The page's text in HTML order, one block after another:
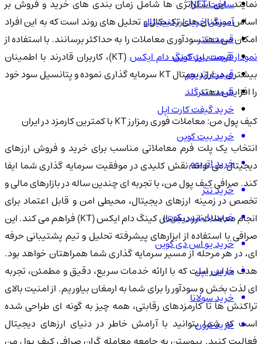
نمایند. این استراتژی ها شامل زمان بندی های خرید و فروش بر
اساس سیگنال های تکنیکال و تحلیل های روند است که به این افراد
امکان می دهد سودآوری معاملات را به حداکثر برسانند. با استفاده از
نمودار قیمت ارز کینگ دام ایکس
(KT)، کاربران قادرند با اطمینان
بیشتری در ارز دیجیتال KT سرمایه گذاری نموده و پتانسیل سود خود
را افزایش دهند.
کیف پول من: معاملات فوری رمزارز KT با کمترین کارمزد در ایران
انتخاب یک پلت فرم معاملاتی مناسب برای خرید و فروش ارزهای
دیجیتال می تواند نقش کلیدی در موفقیت سرمایه گذاری شما ایفا
کند. صرافی کیف پول من، با تجربه ای چندین ساله در بازارهای مالی و
تخصص در زمینه ارزهای دیجیتال، محیطی امن و قابل اعتماد برای
انجام معاملات ارز دیجیتال کینگ دام ایکس (KT) فراهم می کند. این
صرافی با استفاده از ابزارهای پیشرفته تحلیل و تیم پشتیبانی حرفه
ای، در هر مرحله از مسیر سرمایه گذاری شما همراهتان خواهد بود.
هدف ما این است که با ارائه خدمات سریع، دقیق و مطمئن، تجربه
ای لذت بخش و سودآور را برای شما به ارمغان بیاوریم. از امنیت بالای
تراکنش ها تا کارمزدهای رقابتی، همه چیز به گونه ای طراحی شده
است که شما بتوانید با آرامش خاطر در دنیای ارزهای دیجیتال
ساخت NFT
آموزش خرید ارز دیجیتال
قیمت تتر
قیمت بیت کوین
قیمت اتریوم
قیمت تترگلد
خرید گیفت کارت اپل
خرید بیت کوین
خرید اتریوم
خرید تتر
خرید بایننس کوین
خرید یو اس دی کوین
خرید ریپل
خرید سولانا
خرید ترون